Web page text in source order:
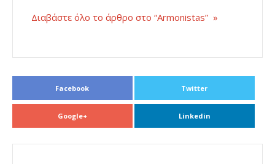
Διαβάστε όλο το άρθρο στο “Armonistas” »
Facebook Twitter
Google+ Linkedin